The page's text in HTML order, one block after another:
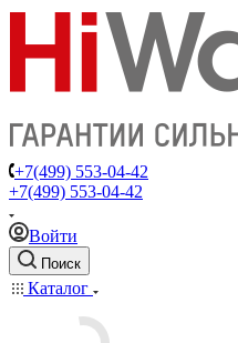
+7(499) 553-04-42
+7(499) 553-04-42
Войти
Поиск
Каталог